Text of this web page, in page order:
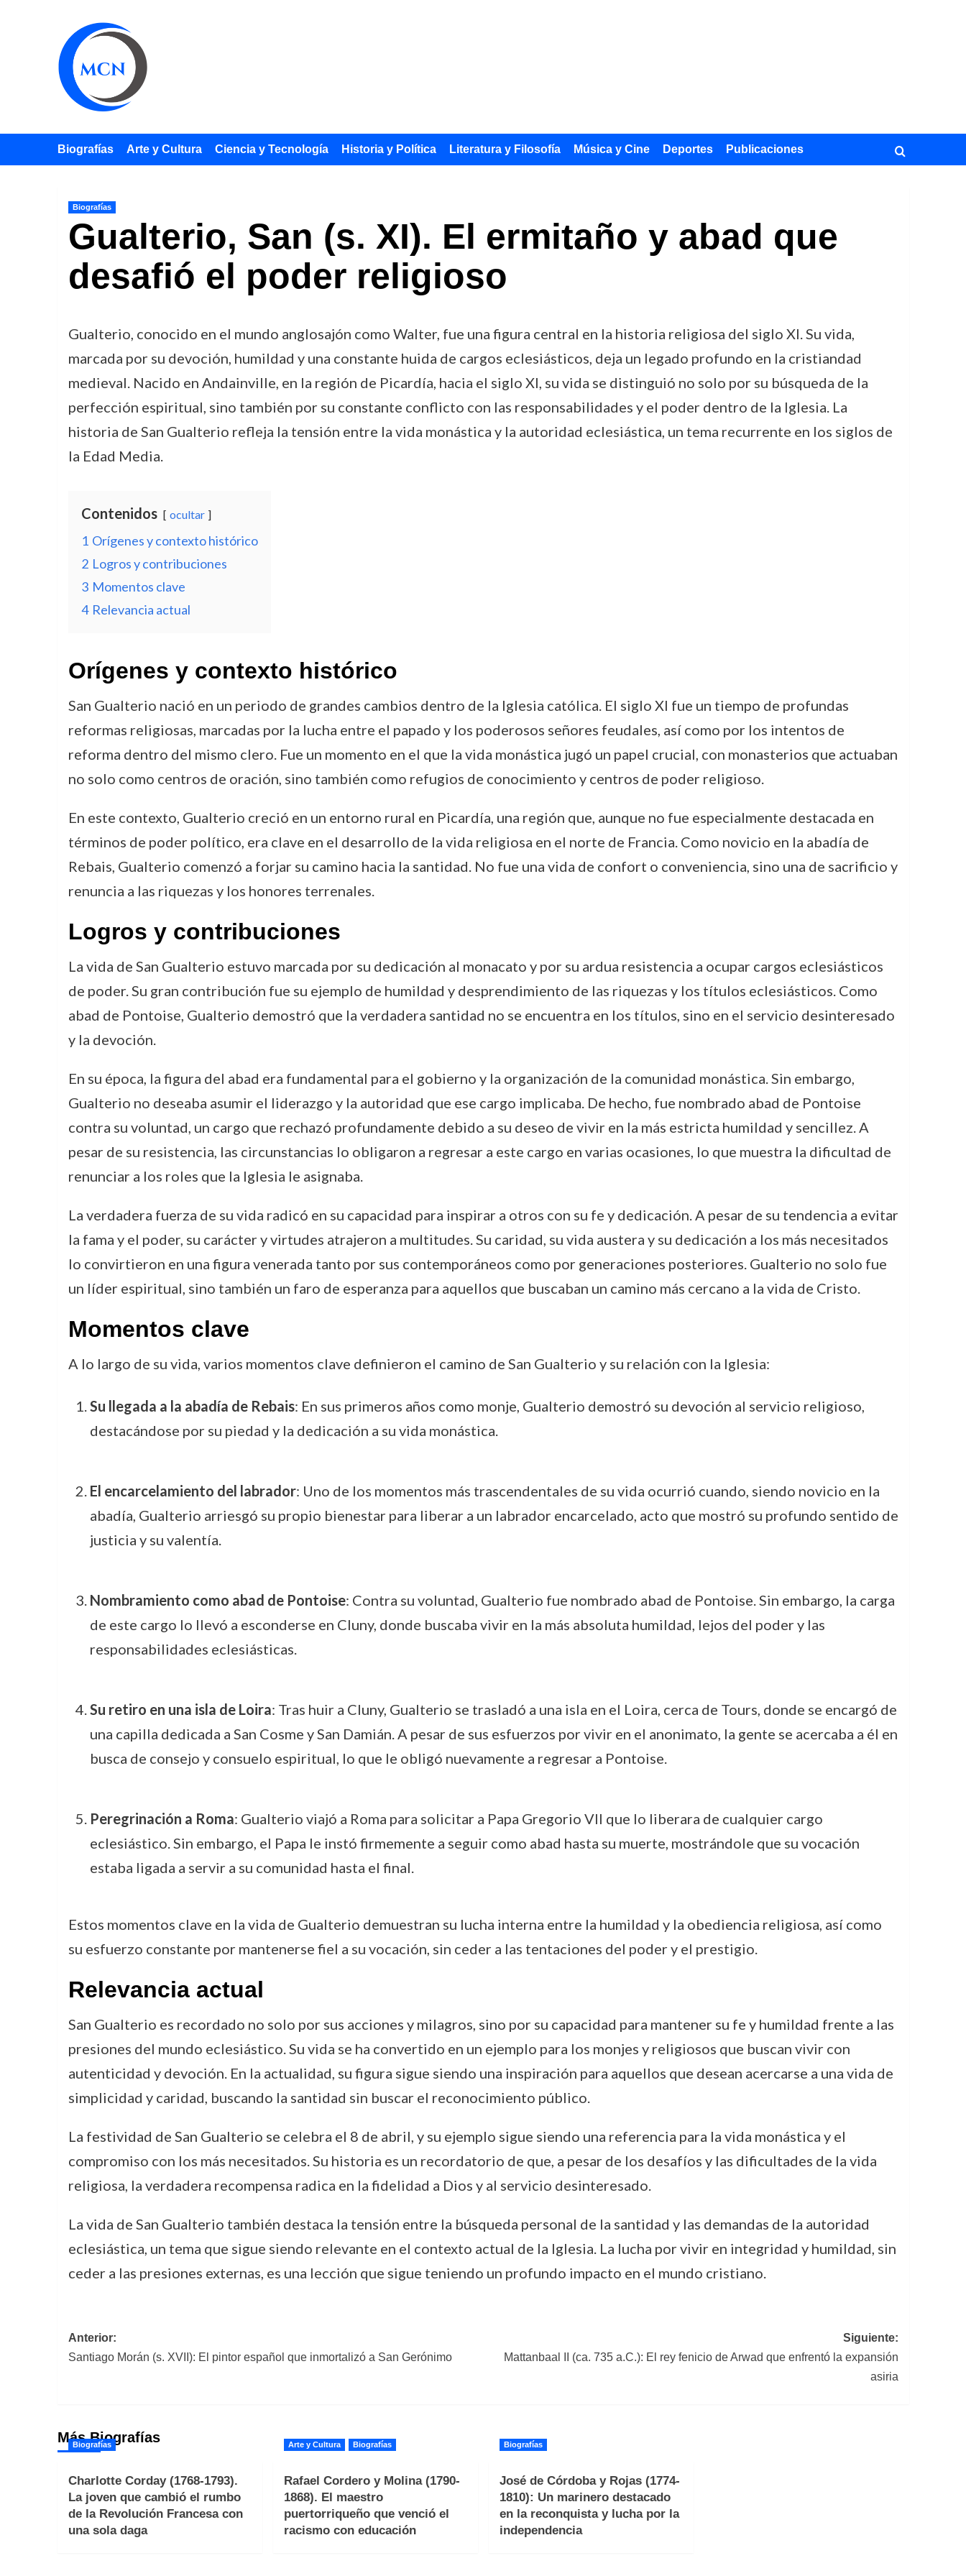
Biografías Arte y Cultura Ciencia y Tecnología Historia y Política Literatura y Filosofía Música y Cine Deportes Publicaciones
Biografías
Gualterio, San (s. XI). El ermitaño y abad que
desafió el poder religioso
Gualterio, conocido en el mundo anglosajón como Walter, fue una figura central en la historia religiosa del siglo XI. Su vida,
marcada por su devoción, humildad y una constante huida de cargos eclesiásticos, deja un legado profundo en la cristiandad
medieval. Nacido en Andainville, en la región de Picardía, hacia el siglo XI, su vida se distinguió no solo por su búsqueda de la
perfección espiritual, sino también por su constante conflicto con las responsabilidades y el poder dentro de la Iglesia. La
historia de San Gualterio refleja la tensión entre la vida monástica y la autoridad eclesiástica, un tema recurrente en los siglos de
la Edad Media.
Contenidos ocultar
1 Orígenes y contexto histórico
2 Logros y contribuciones
3 Momentos clave
4 Relevancia actual
Orígenes y contexto histórico
San Gualterio nació en un periodo de grandes cambios dentro de la Iglesia católica. El siglo XI fue un tiempo de profundas
reformas religiosas, marcadas por la lucha entre el papado y los poderosos señores feudales, así como por los intentos de
reforma dentro del mismo clero. Fue un momento en el que la vida monástica jugó un papel crucial, con monasterios que actuaban
no solo como centros de oración, sino también como refugios de conocimiento y centros de poder religioso.
En este contexto, Gualterio creció en un entorno rural en Picardía, una región que, aunque no fue especialmente destacada en
términos de poder político, era clave en el desarrollo de la vida religiosa en el norte de Francia. Como novicio en la abadía de
Rebais, Gualterio comenzó a forjar su camino hacia la santidad. No fue una vida de confort o conveniencia, sino una de sacrificio y
renuncia a las riquezas y los honores terrenales.
Logros y contribuciones
La vida de San Gualterio estuvo marcada por su dedicación al monacato y por su ardua resistencia a ocupar cargos eclesiásticos
de poder. Su gran contribución fue su ejemplo de humildad y desprendimiento de las riquezas y los títulos eclesiásticos. Como
abad de Pontoise, Gualterio demostró que la verdadera santidad no se encuentra en los títulos, sino en el servicio desinteresado
y la devoción.
En su época, la figura del abad era fundamental para el gobierno y la organización de la comunidad monástica. Sin embargo,
Gualterio no deseaba asumir el liderazgo y la autoridad que ese cargo implicaba. De hecho, fue nombrado abad de Pontoise
contra su voluntad, un cargo que rechazó profundamente debido a su deseo de vivir en la más estricta humildad y sencillez. A
pesar de su resistencia, las circunstancias lo obligaron a regresar a este cargo en varias ocasiones, lo que muestra la dificultad de
renunciar a los roles que la Iglesia le asignaba.
La verdadera fuerza de su vida radicó en su capacidad para inspirar a otros con su fe y dedicación. A pesar de su tendencia a evitar
la fama y el poder, su carácter y virtudes atrajeron a multitudes. Su caridad, su vida austera y su dedicación a los más necesitados
lo convirtieron en una figura venerada tanto por sus contemporáneos como por generaciones posteriores. Gualterio no solo fue
un líder espiritual, sino también un faro de esperanza para aquellos que buscaban un camino más cercano a la vida de Cristo.
Momentos clave
A lo largo de su vida, varios momentos clave definieron el camino de San Gualterio y su relación con la Iglesia:
Su llegada a la abadía de Rebais: En sus primeros años como monje, Gualterio demostró su devoción al servicio religioso,
destacándose por su piedad y la dedicación a su vida monástica.
El encarcelamiento del labrador: Uno de los momentos más trascendentales de su vida ocurrió cuando, siendo novicio en la
abadía, Gualterio arriesgó su propio bienestar para liberar a un labrador encarcelado, acto que mostró su profundo sentido de
justicia y su valentía.
Nombramiento como abad de Pontoise: Contra su voluntad, Gualterio fue nombrado abad de Pontoise. Sin embargo, la carga
de este cargo lo llevó a esconderse en Cluny, donde buscaba vivir en la más absoluta humildad, lejos del poder y las
responsabilidades eclesiásticas.
Su retiro en una isla de Loira: Tras huir a Cluny, Gualterio se trasladó a una isla en el Loira, cerca de Tours, donde se encargó de
una capilla dedicada a San Cosme y San Damián. A pesar de sus esfuerzos por vivir en el anonimato, la gente se acercaba a él en
busca de consejo y consuelo espiritual, lo que le obligó nuevamente a regresar a Pontoise.
Peregrinación a Roma: Gualterio viajó a Roma para solicitar a Papa Gregorio VII que lo liberara de cualquier cargo
eclesiástico. Sin embargo, el Papa le instó firmemente a seguir como abad hasta su muerte, mostrándole que su vocación
estaba ligada a servir a su comunidad hasta el final.
Estos momentos clave en la vida de Gualterio demuestran su lucha interna entre la humildad y la obediencia religiosa, así como
su esfuerzo constante por mantenerse fiel a su vocación, sin ceder a las tentaciones del poder y el prestigio.
Relevancia actual
San Gualterio es recordado no solo por sus acciones y milagros, sino por su capacidad para mantener su fe y humildad frente a las
presiones del mundo eclesiástico. Su vida se ha convertido en un ejemplo para los monjes y religiosos que buscan vivir con
autenticidad y devoción. En la actualidad, su figura sigue siendo una inspiración para aquellos que desean acercarse a una vida de
simplicidad y caridad, buscando la santidad sin buscar el reconocimiento público.
La festividad de San Gualterio se celebra el 8 de abril, y su ejemplo sigue siendo una referencia para la vida monástica y el
compromiso con los más necesitados. Su historia es un recordatorio de que, a pesar de los desafíos y las dificultades de la vida
religiosa, la verdadera recompensa radica en la fidelidad a Dios y al servicio desinteresado.
La vida de San Gualterio también destaca la tensión entre la búsqueda personal de la santidad y las demandas de la autoridad
eclesiástica, un tema que sigue siendo relevante en el contexto actual de la Iglesia. La lucha por vivir en integridad y humildad, sin
ceder a las presiones externas, es una lección que sigue teniendo un profundo impacto en el mundo cristiano.
Navegación
Anterior:
Santiago Morán (s. XVII): El pintor español que inmortalizó a San Gerónimo
Siguiente:
Mattanbaal II (ca. 735 a.C.): El rey fenicio de Arwad que enfrentó la expansión
asiria
Más Biografías
Biografías
Charlotte Corday (1768-1793).
La joven que cambió el rumbo
de la Revolución Francesa con
una sola daga
Arte y Cultura Biografías
Rafael Cordero y Molina (1790-
1868). El maestro
puertorriqueño que venció el
racismo con educación
Biografías
José de Córdoba y Rojas (1774-
1810): Un marinero destacado
en la reconquista y lucha por la
independencia